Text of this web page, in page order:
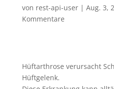
von rest-api-user| Aug. 3,
Kommentare
Hüftarthrose verursacht
Hüftgelenk.